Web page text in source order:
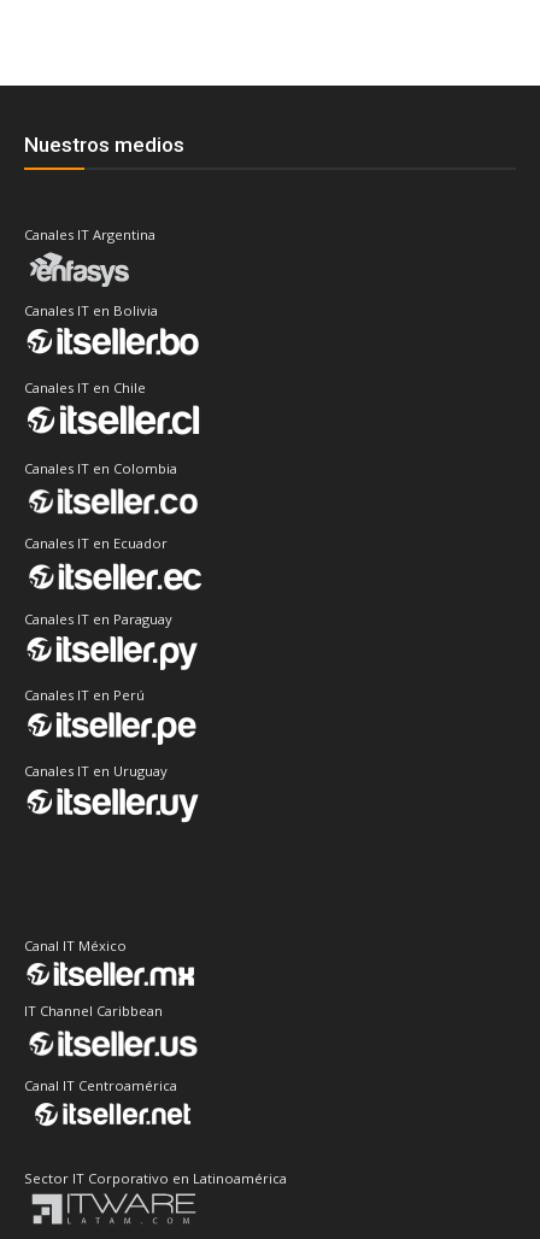
Nuestros medios
Canales IT Argentina
Canales IT en Bolivia
Canales IT en Chile
Canales IT en Colombia
Canales IT en Ecuador
Canales IT en Paraguay
Canales IT en Perú
Canales IT en Uruguay
Canal IT México
IT Channel Caribbean
Canal IT Centroamérica
Sector IT Corporativo en Latinoamérica